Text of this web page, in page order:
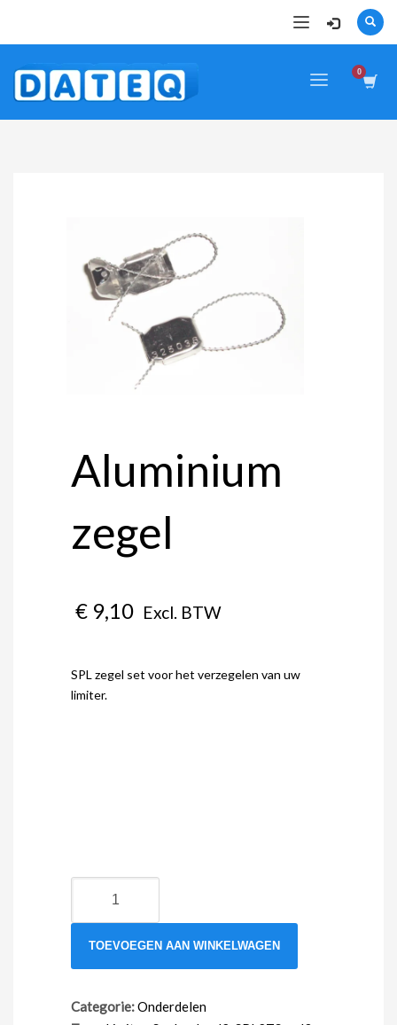
Aluminium
zegel
€ 9,10 Excl. BTW
SPL zegel set voor het verzegelen van uw
limiter.
TOEVOEGEN AAN WINKELWAGEN
Categorie:Onderdelen